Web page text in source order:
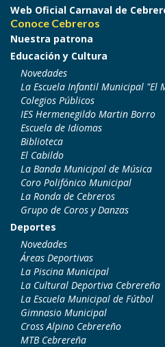
Web Oficial Carnaval de
Conoce Cebreros
Nuestra patrona
Educación y Cultura
Novedades
La Escuela Infantil Municipal "El
Colegios Públicos
IES Hermenegildo Martin Borro
Escuela de Idiomas
Biblioteca
El Cabildo
La Banda Municipal de Música
Coro Polifónico Municipal
La Ronda de Cebreros
Grupo de Coros y Danzas
Deportes
Novedades
Áreas Deportivas
La Piscina Municipal
La Cultural Deportiva Cebrereña
La Escuela Municipal de Fútbol
Gimnasio Municipal
Cross Alpino Cebrereño
MTB Cebrereña